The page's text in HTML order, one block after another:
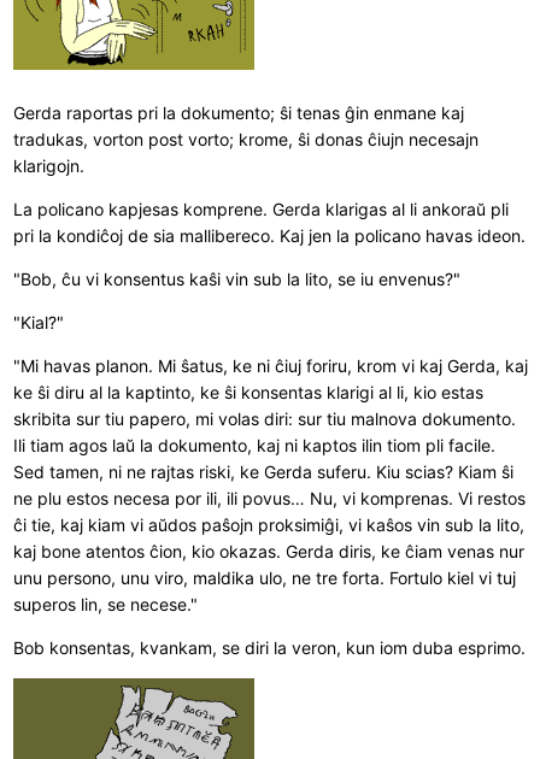
Gerda raportas pri la dokumento; ŝi tenas ĝin enmane kaj
tradukas, vorton post vorto; krome, ŝi donas ĉiujn necesajn
klarigojn.
La policano kapjesas komprene. Gerda klarigas al li ankoraŭ pli
pri la kondiĉoj de sia mallibereco. Kaj jen la policano havas ideon.
"Bob, ĉu vi konsentus kaŝi vin sub la lito, se iu envenus?"
"Kial?"
"Mi havas planon. Mi ŝatus, ke ni ĉiuj foriru, krom vi kaj Gerda, kaj
ke ŝi diru al la kaptinto, ke ŝi konsentas klarigi al li, kio estas
skribita sur tiu papero, mi volas diri: sur tiu malnova dokumento.
Ili tiam agos laŭ la dokumento, kaj ni kaptos ilin tiom pli facile.
Sed tamen, ni ne rajtas riski, ke Gerda suferu. Kiu scias? Kiam ŝi
ne plu estos necesa por ili, ili povus… Nu, vi komprenas. Vi restos
ĉi tie, kaj kiam vi aŭdos paŝojn proksimiĝi, vi kaŝos vin sub la lito,
kaj bone atentos ĉion, kio okazas. Gerda diris, ke ĉiam venas nur
unu persono, unu viro, maldika ulo, ne tre forta. Fortulo kiel vi tuj
superos lin, se necese."
Bob konsentas, kvankam, se diri la veron, kun iom duba esprimo.